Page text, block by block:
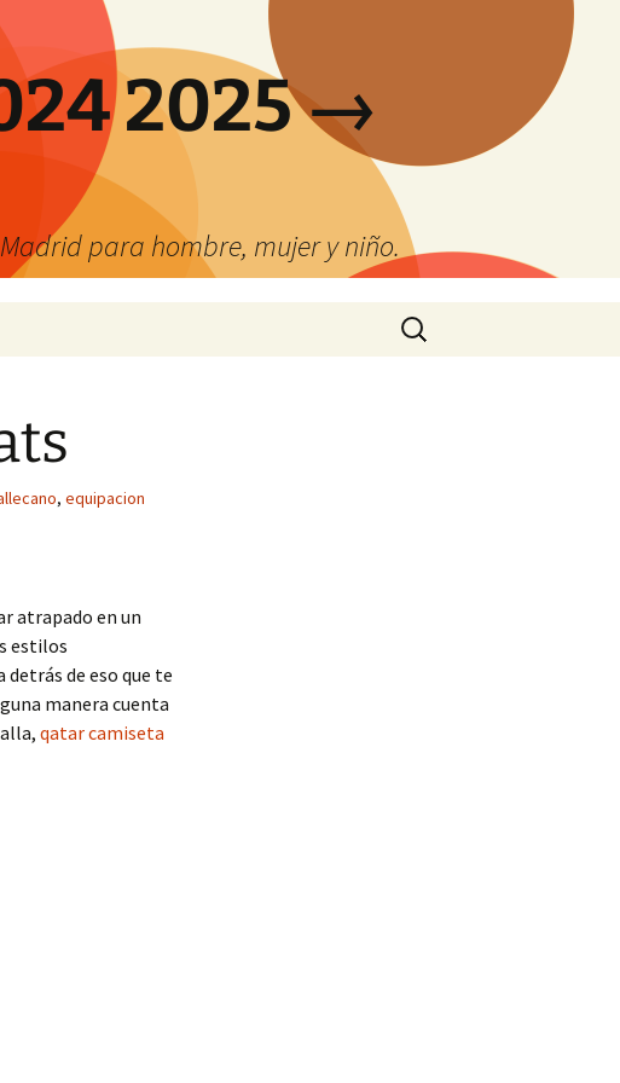
2025 →
para hombre, mujer y niño.
Buscar:
, equipacion
atrapado en un
estilos
de eso que te
manera cuenta
qatar camiseta